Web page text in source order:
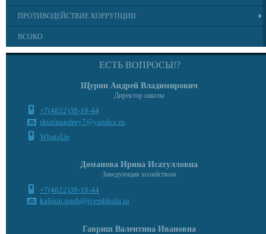
ПРОТИВОДЕЙСТВИЕ КОРРУПЦИИ
ВСОКО
ЕСТЬ ВОПРОСЫ!?
Щурин Андрей Владимирович
Директор школы
+7(4822)38-18-44
shurinandrey7@yandex.ru
WhatsUp
Доманова Ирина Исатулловна
Заведующая хозяйством
+7(4822)38-18-44
kalinin.push@tvershkola.ru
Гавриш Валентина Ивановна